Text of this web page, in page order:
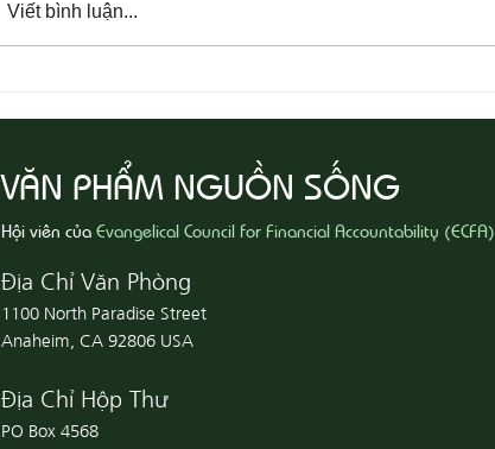
Khổ
Viết bình luận...
VĂN PHẨM NGUỒN SỐNG
Hội viên củaEvangelical Council for Financial Accountability (ECFA)
Địa Chỉ Văn Phòng
1100 North Paradise Street
Anaheim, CA 92806 USA
Địa Chỉ Hộp Thư
PO Box 4568